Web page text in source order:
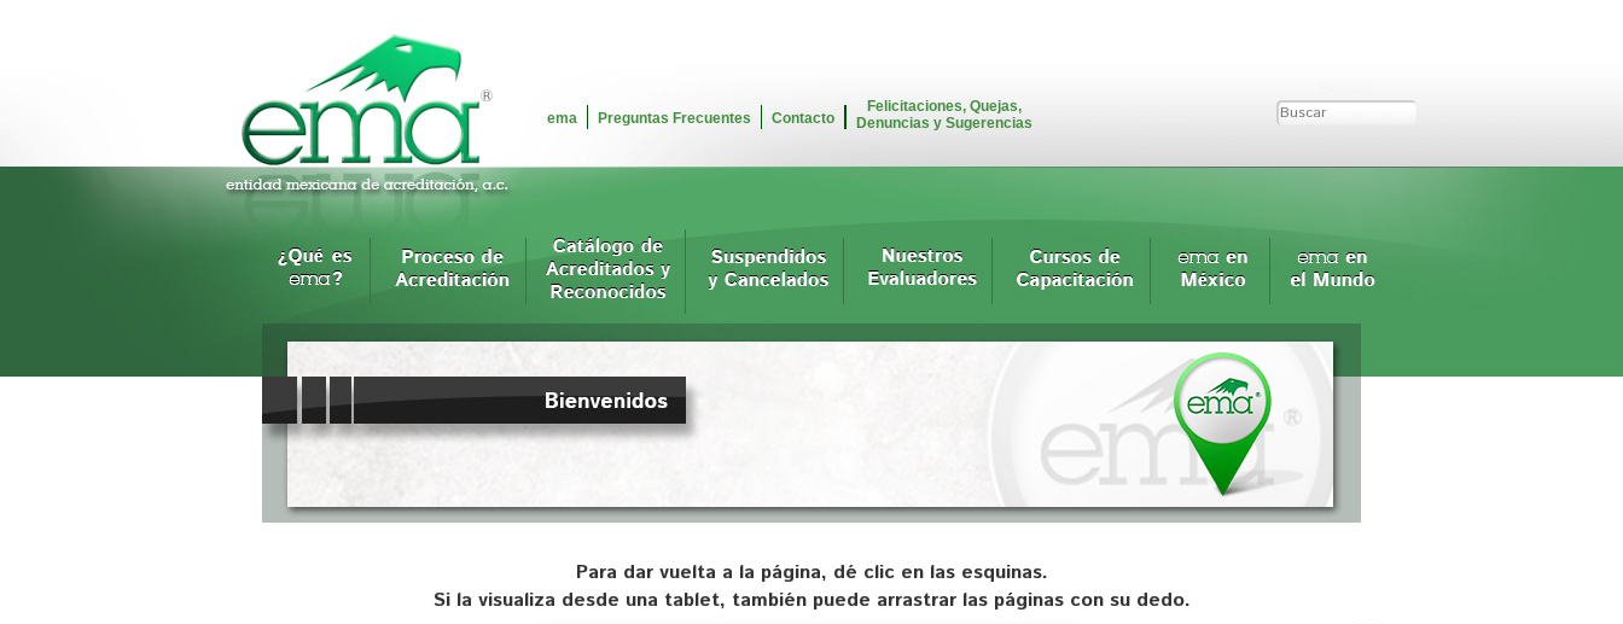
ema Preguntas Frecuentes Contacto
Felicitaciones, Quejas,
Denuncias y Sugerencias
Para dar vuelta a la página, dé clic en las esquinas.
Si la visualiza desde una tablet, también puede arrastrar las páginas con su dedo.